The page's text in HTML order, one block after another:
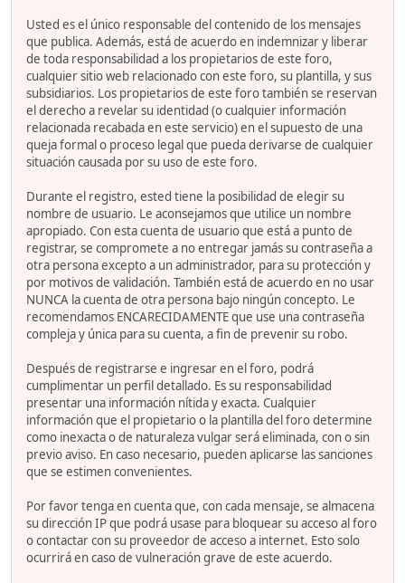
Usted es el único responsable del contenido de los mensajes
que publica. Además, está de acuerdo en indemnizar y liberar
de toda responsabilidad a los propietarios de este foro,
cualquier sitio web relacionado con este foro, su plantilla, y sus
subsidiarios. Los propietarios de este foro también se reservan
el derecho a revelar su identidad (o cualquier información
relacionada recabada en este servicio) en el supuesto de una
queja formal o proceso legal que pueda derivarse de cualquier
situación causada por su uso de este foro.
Durante el registro, ested tiene la posibilidad de elegir su
nombre de usuario. Le aconsejamos que utilice un nombre
apropiado. Con esta cuenta de usuario que está a punto de
registrar, se compromete a no entregar jamás su contraseña a
otra persona excepto a un administrador, para su protección y
por motivos de validación. También está de acuerdo en no usar
NUNCA la cuenta de otra persona bajo ningún concepto. Le
recomendamos ENCARECIDAMENTE que use una contraseña
compleja y única para su cuenta, a fin de prevenir su robo.
Después de registrarse e ingresar en el foro, podrá
cumplimentar un perfil detallado. Es su responsabilidad
presentar una información nítida y exacta. Cualquier
información que el propietario o la plantilla del foro determine
como inexacta o de naturaleza vulgar será eliminada, con o sin
previo aviso. En caso necesario, pueden aplicarse las sanciones
que se estimen convenientes.
Por favor tenga en cuenta que, con cada mensaje, se almacena
su dirección IP que podrá usase para bloquear su acceso al foro
o contactar con su proveedor de acceso a internet. Esto solo
ocurrirá en caso de vulneración grave de este acuerdo.